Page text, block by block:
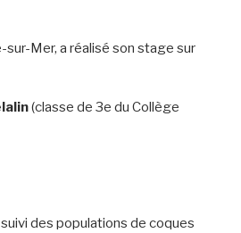
Mer, a réalisé son stage sur
(classe de 3e du Collège
des populations de coques